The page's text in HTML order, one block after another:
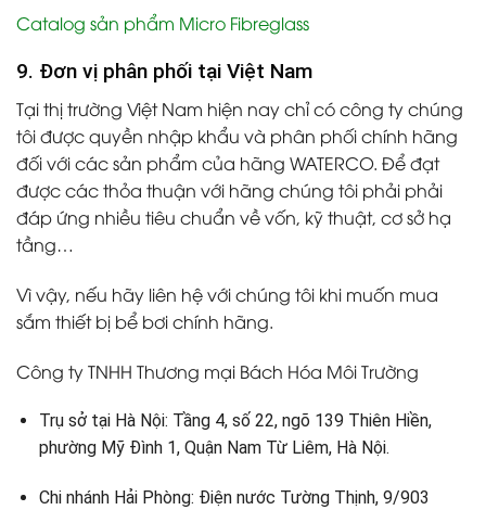
Catalog sản phẩm Micro Fibreglass
9. Đơn vị phân phối tại Việt Nam
Tại thị trường Việt Nam hiện nay chỉ có công ty chúng
tôi được quyền nhập khẩu và phân phối chính hãng
đối với các sản phẩm của hãng WATERCO. Để đạt
được các thỏa thuận với hãng chúng tôi phải phải
đáp ứng nhiều tiêu chuẩn về vốn, kỹ thuật, cơ sở hạ
tầng…
Vì vậy, nếu hãy liên hệ với chúng tôi khi muốn mua
sắm thiết bị bể bơi chính hãng.
Công ty TNHH Thương mại Bách Hóa Môi Trường
Trụ sở tại Hà Nội: Tầng 4, số 22, ngõ 139 Thiên Hiền,
phường Mỹ Đình 1, Quận Nam Từ Liêm, Hà Nội.
Chi nhánh Hải Phòng: Điện nước Tường Thịnh, 9/903